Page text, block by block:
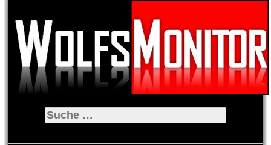
Suche
nach: